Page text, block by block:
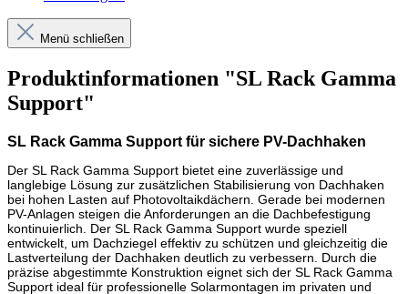
Menü schließen
Produktinformationen "SL Rack Gamma
Support"
SL Rack Gamma Support für sichere PV-Dachhaken
Der SL Rack Gamma Support bietet eine zuverlässige und
langlebige Lösung zur zusätzlichen Stabilisierung von Dachhaken
bei hohen Lasten auf Photovoltaikdächern. Gerade bei modernen
PV-Anlagen steigen die Anforderungen an die Dachbefestigung
kontinuierlich. Der SL Rack Gamma Support wurde speziell
entwickelt, um Dachziegel effektiv zu schützen und gleichzeitig die
Lastverteilung der Dachhaken deutlich zu verbessern. Durch die
präzise abgestimmte Konstruktion eignet sich der SL Rack Gamma
Support ideal für professionelle Solarmontagen im privaten und